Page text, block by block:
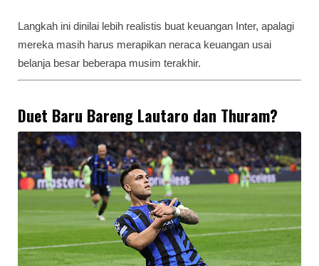
Langkah ini dinilai lebih realistis buat keuangan Inter, apalagi
mereka masih harus merapikan neraca keuangan usai
belanja besar beberapa musim terakhir.
Duet Baru Bareng Lautaro dan Thuram?